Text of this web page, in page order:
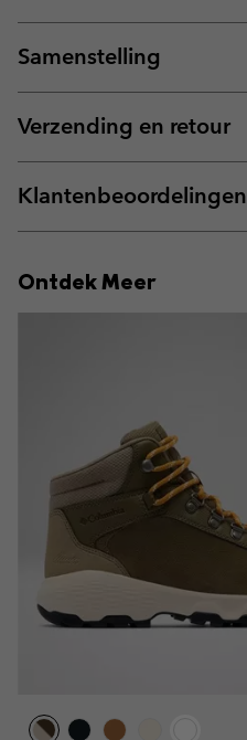
Samenstelling
Verzending en retour
Klantenbeoordelingen
Ontdek Meer